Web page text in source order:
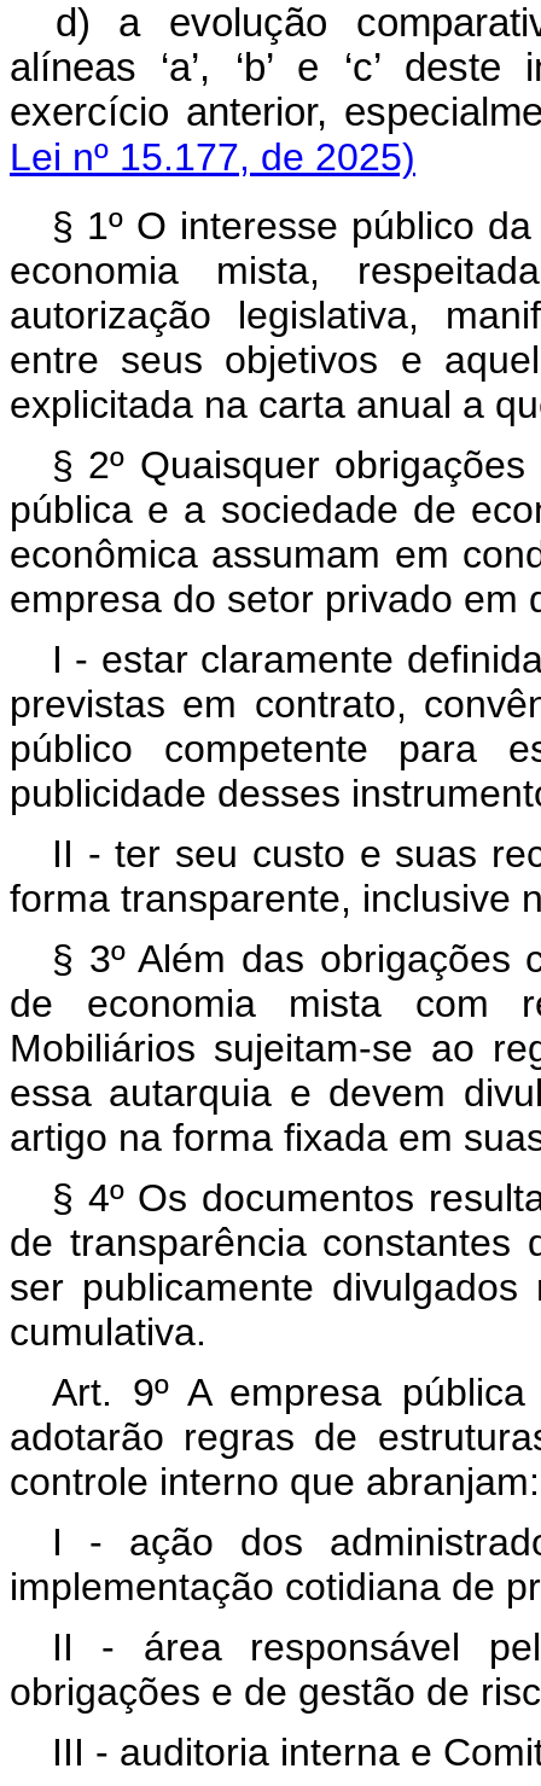
d) a evolução
alíneas ‘a’, ‘b’ e ‘c’
exercício anterior,
Lei nº 15.177, de 2025)
§ 1º O interesse público
economia mista,
autorização legislativa,
entre seus objetivos e
explicitada na carta anual a
§ 2º Quaisquer
pública e a sociedade de
econômica assumam em
empresa do setor privado em
I - estar claramente
previstas em contrato,
público competente para
publicidade desses
II - ter seu custo e suas
forma transparente, inclusive
§ 3º Além das obrigações
de economia mista com
Mobiliários sujeitam-se ao
essa autarquia e devem
artigo na forma fixada em
§ 4º Os documentos
de transparência
ser publicamente
cumulativa.
Art. 9º A empresa
adotarão regras de
controle interno que abranjam:
I - ação dos
implementação cotidiana de
II - área responsável
obrigações e de gestão de
III - auditoria interna e